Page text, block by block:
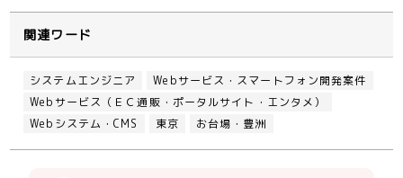
関連ワード
システムエンジニア
Webサービス・スマートフォン開発案件
Webサービス（ＥＣ通販・ポータルサイト・エンタメ）
Webシステム・CMS
東京 お台場・豊洲